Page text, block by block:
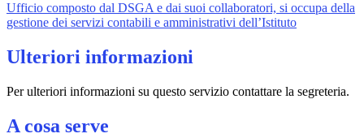
Ufficio composto dal DSGA e dai suoi collaboratori, si occupa della
gestione dei servizi contabili e amministrativi dell’Istituto
Ulteriori informazioni
Per ulteriori informazioni su questo servizio contattare la segreteria.
A cosa serve